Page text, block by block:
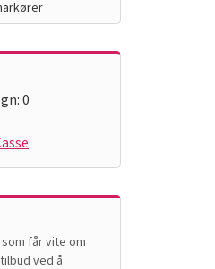
0
får vite om
ved å